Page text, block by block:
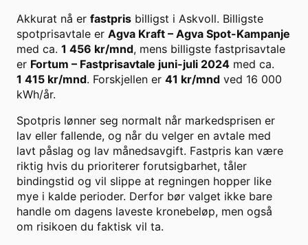
Akkurat nå er fastpris billigst i Askvoll. Billigste
spotprisavtale er Agva Kraft – Agva Spot-Kampanje
med ca. 1 456 kr/mnd, mens billigste fastprisavtale
er Fortum – Fastprisavtale juni-juli 2024 med ca.
1 415 kr/mnd. Forskjellen er 41 kr/mnd ved 16 000
kWh/år.
Spotpris lønner seg normalt når markedsprisen er
lav eller fallende, og når du velger en avtale med
lavt påslag og lav månedsavgift. Fastpris kan være
riktig hvis du prioriterer forutsigbarhet, tåler
bindingstid og vil slippe at regningen hopper like
mye i kalde perioder. Derfor bør valget ikke bare
handle om dagens laveste kronebeløp, men også
om risikoen du faktisk vil ta.